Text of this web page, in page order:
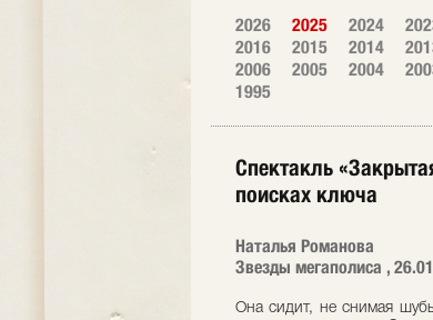
2026 2025 2024
2016
2015 2014
2006
2005 2004
1995
Спектакль
поисках ключа
Наталья Романова
Звезды мегаполиса ,
Она сидит, не снимая